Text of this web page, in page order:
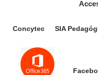
Concytec SIA